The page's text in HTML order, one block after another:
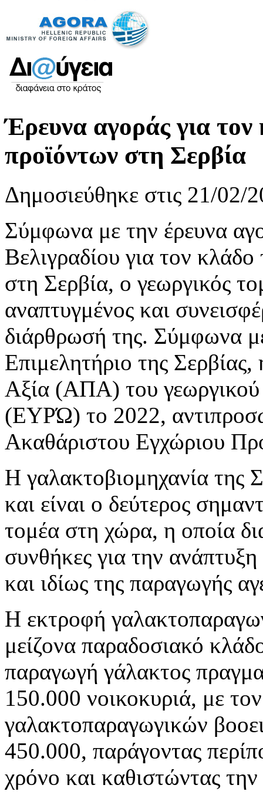
Έρευνα αγοράς για
προϊόντων στη Σερβία
Δημοσιεύθηκε στις 21/02/
Σύμφωνα με την έρευνα
Βελιγραδίου για τον
στη Σερβία, ο γεωργικός
αναπτυγμένος και
διάρθρωσή της. Σύμφωνα
Επιμελητήριο της
Αξία (ΑΠΑ) του
(ΕΥΡΏ) το 2022,
Ακαθάριστου Εγχώριου
Η γαλακτοβιομηχανία της
και είναι ο δεύτερος
τομέα στη χώρα, η οποία
συνθήκες για την
και ιδίως της παραγωγής
Η εκτροφή
μείζονα παραδοσιακό
παραγωγή γάλακτος
150.000 νοικοκυριά, με
γαλακτοπαραγωγικών
450.000, παράγοντας
χρόνο και καθιστώντας